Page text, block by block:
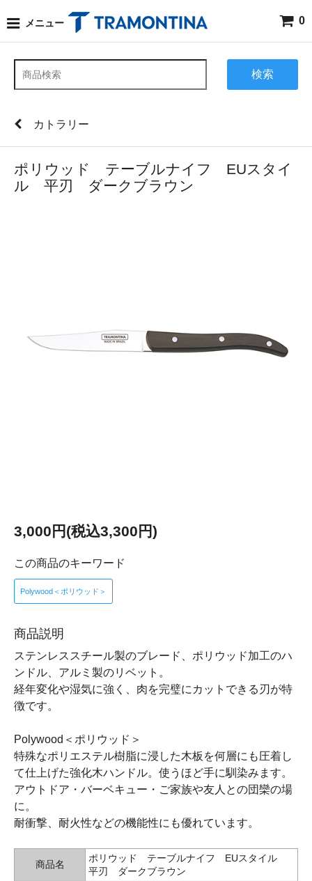
メニュー 0
検索
カトラリー
ポリウッド テーブルナイフ EUスタイ
ル 平刃 ダークブラウン
3,000円(税込3,300円)
この商品のキーワード
Polywood＜ポリウッド＞
商品説明
ステンレススチール製のブレード、ポリウッド加工のハ
ンドル、アルミ製のリベット。
経年変化や湿気に強く、肉を完璧にカットできる刃が特
徴です。
Polywood＜ポリウッド＞
特殊なポリエステル樹脂に浸した木板を何層にも圧着し
て仕上げた強化木ハンドル。使うほど手に馴染みます。
アウトドア・バーベキュー・ご家族や友人との団欒の場
に。
耐衝撃、耐火性などの機能性にも優れています。
商品名
ポリウッド テーブルナイフ EUスタイル
平刃 ダークブラウン